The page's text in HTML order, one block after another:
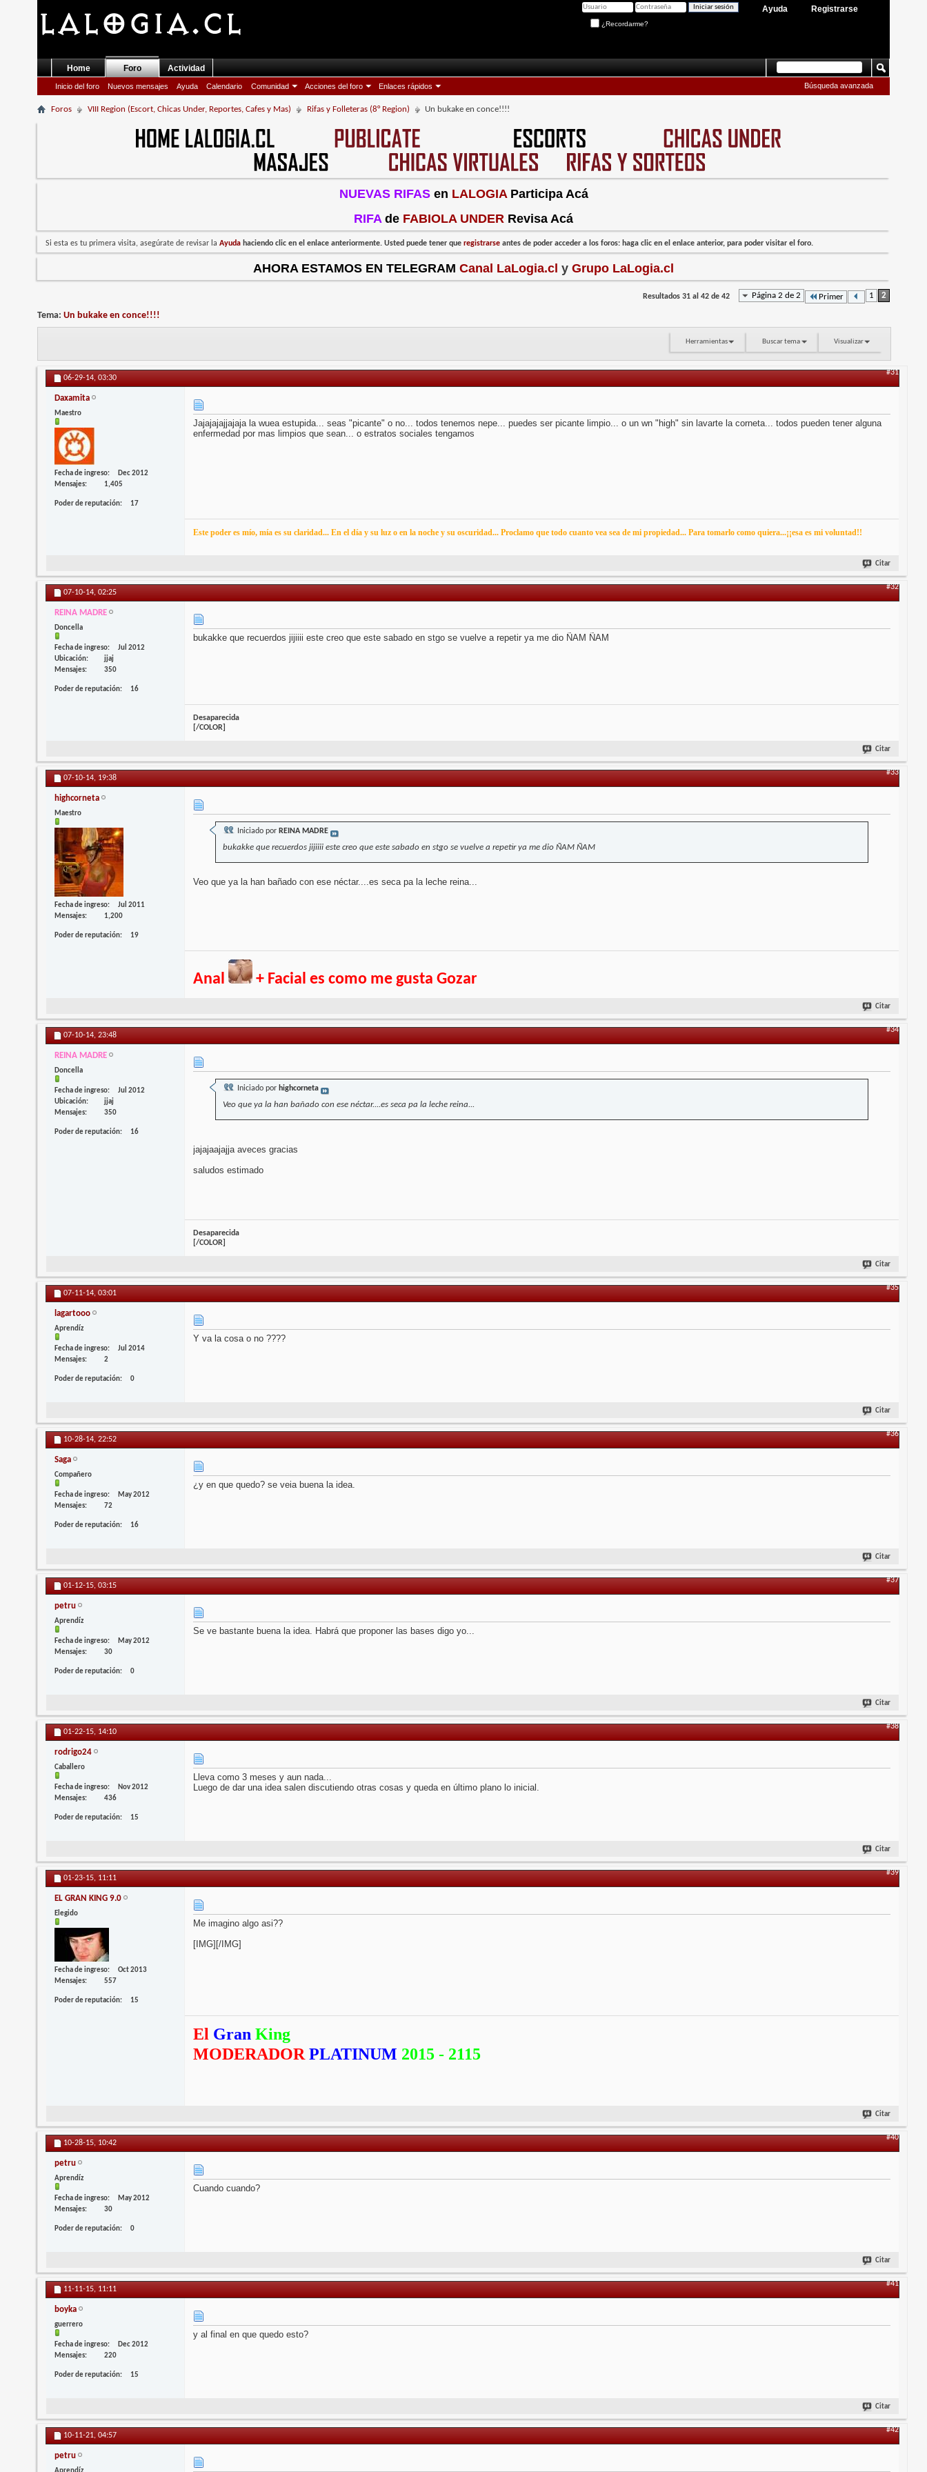
Registrarse
Ayuda
¿Recordarme?
Home Foro
Inicio del foro Nuevos mensajes Ayuda Calendario Comunidad Acciones del foro Enlaces rápidos
Actividad
Búsqueda avanzada
Foros VIII Region (Escort, Chicas Under, Reportes, Cafes y Mas) Rifas y Folleteras (8° Region) Un bukake en conce!!!!
NUEVAS RIFAS en LALOGIA Participa Acá
RIFA de FABIOLA UNDER Revisa Acá
Si esta es tu primera visita, asegúrate de revisar la Ayuda haciendo clic en el enlace anteriormente. Usted puede tener que registrarse antes de poder acceder a los foros: haga clic en el enlace anterior, para poder visitar el foro.
AHORA ESTAMOS EN TELEGRAM Canal LaLogia.cl y Grupo LaLogia.cl
Página 2 de 2 Primer 1 2
Resultados 31 al 42 de 42
Tema: Un bukake en conce!!!!
Herramientas Buscar tema Visualizar
06-29-14, 03:30
#31
Daxamita
Maestro
Fecha de ingreso
Dec 2012
Mensajes
1,405
Poder de reputación 17
Jajajajajjajaja la wuea estupida... seas "picante" o no... todos tenemos nepe... puedes ser picante limpio... o un wn "high" sin lavarte la corneta... todos pueden tener alguna
enfermedad por mas limpios que sean... o estratos sociales tengamos
Este poder es mío, mía es su claridad... En el día y su luz o en la noche y su oscuridad... Proclamo que todo cuanto vea sea de mi propiedad... Para tomarlo como quiera...¡¡esa es mi voluntad!!
Citar
07-10-14, 02:25
#32
REINA MADRE
Doncella
Fecha de ingreso
Jul 2012
Ubicación
jjaj
Mensajes
350
Poder de reputación 16
bukakke que recuerdos jijiiii este creo que este sabado en stgo se vuelve a repetir ya me dio ÑAM ÑAM
Desaparecida
[/COLOR]
Citar
07-10-14, 19:38
#33
highcorneta
Maestro
Fecha de ingreso
Jul 2011
Mensajes
1,200
Poder de reputación 19
Iniciado por REINA MADRE
bukakke que recuerdos jijiiii este creo que este sabado en stgo se vuelve a repetir ya me dio ÑAM ÑAM
Veo que ya la han bañado con ese néctar....es seca pa la leche reina...
Anal + Facial es como me gusta Gozar
Citar
07-10-14, 23:48
#34
REINA MADRE
Doncella
Fecha de ingreso
Jul 2012
Ubicación
jjaj
Mensajes
350
Poder de reputación 16
Iniciado por highcorneta
Veo que ya la han bañado con ese néctar....es seca pa la leche reina...
jajajaajajja aveces gracias
saludos estimado
Desaparecida
[/COLOR]
Citar
07-11-14, 03:01
#35
lagartooo
Aprendíz
Fecha de ingreso
Jul 2014
Mensajes
2
Poder de reputación 0
Y va la cosa o no ????
Citar
10-28-14, 22:52
#36
Saga
Compañero
Fecha de ingreso
May 2012
Mensajes
72
Poder de reputación 16
¿y en que quedo? se veia buena la idea.
Citar
01-12-15, 03:15
#37
petru
Aprendíz
Fecha de ingreso
May 2012
Mensajes
30
Poder de reputación 0
Se ve bastante buena la idea. Habrá que proponer las bases digo yo...
Citar
01-22-15, 14:10
#38
rodrigo24
Caballero
Fecha de ingreso
Nov 2012
Mensajes
436
Poder de reputación 15
Lleva como 3 meses y aun nada...
Luego de dar una idea salen discutiendo otras cosas y queda en último plano lo inicial.
Citar
01-23-15, 11:11
#39
EL GRAN KING 9.0
Elegido
Fecha de ingreso
Oct 2013
Mensajes
557
Poder de reputación 15
Me imagino algo asi??
[IMG] [/IMG]
El Gran King
MODERADOR PLATINUM 2015 - 2115
Citar
10-28-15, 10:42
#40
petru
Aprendíz
Fecha de ingreso
May 2012
Mensajes
30
Poder de reputación 0
Cuando cuando?
Citar
11-11-15, 11:11
#41
boyka
guerrero
Fecha de ingreso
Dec 2012
Mensajes
220
Poder de reputación 15
y al final en que quedo esto?
Citar
10-11-21, 04:57
#42
petru